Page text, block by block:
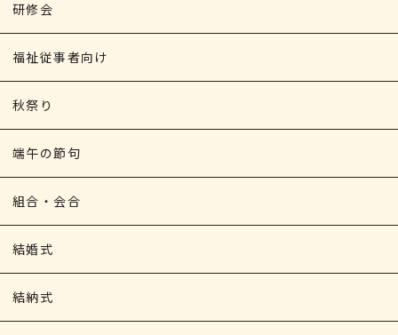
研修会
福祉従事者向け
秋祭り
端午の節句
組合・会合
結婚式
結納式